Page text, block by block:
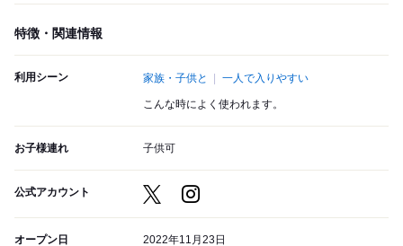
特徴・関連情報
利用シーン 家族・子供と 一人で入りやすい
こんな時によく使われます。
お子様連れ 子供可
公式アカウント
オープン日 2022年11月23日